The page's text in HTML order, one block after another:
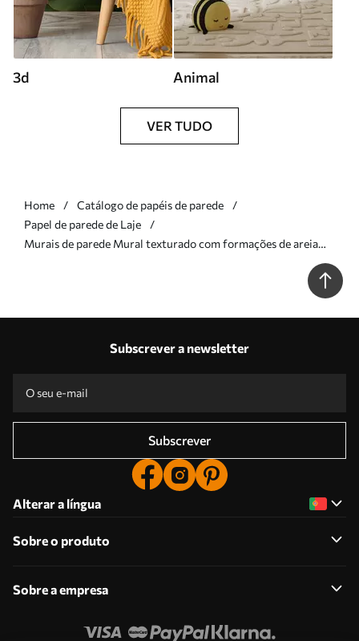
3d Animal
VER TUDO
Home
Catálogo de papéis de parede
Papel de parede de Laje
Murais de parede Mural texturado com formações de areia
em camadas numa paleta de tons bege quentes Nr. w09807
Subscrever a newsletter
Subscrever
Alterar a língua
Sobre o produto
Sobre a empresa